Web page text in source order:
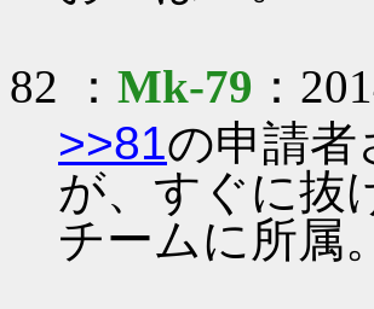
82 ： Mk-79 ：
>>81の申請者
が、すぐに抜
チームに所属。